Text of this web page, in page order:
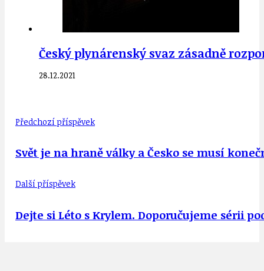
Český plynárenský svaz zásadně
28.12.2021
Předchozí příspěvek
Svět je na hraně války a Česko se musí
Další příspěvek
Dejte si Léto s Krylem. Doporučujeme sérii